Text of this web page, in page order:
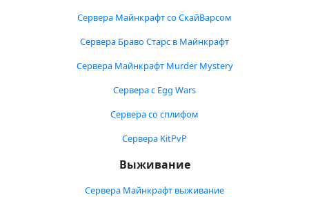
Сервера Майнкрафт со СкайВарсом
Сервера Браво Старс в Майнкрафт
Сервера Майнкрафт Murder Mystery
Сервера с Egg Wars
Сервера со сплифом
Сервера KitPvP
Выживание
Сервера Майнкрафт выживание